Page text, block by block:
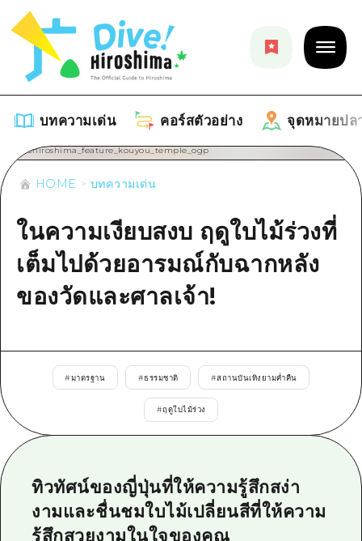
บทความเด่น คอร์สตัวอย่าง จุดหมายปล
บทความเด่น
รายการ
คำแนะนำ
ศิลปะ
อาหารรสเลิศ / สุรา
การปั่นจักรยาน
ช้อปปิ้ง
สถานบันเทิงยามค่ำคืน
มรดกโลก
คอร์สตัวอย่าง
รายการ
คู่มือ Dive! Hiroshima
บริเวณรอบเมืองฮิโรชิม่า
บิงโก
เกโฮค
บริเวณรอบๆ มิยาจิมะ
บริเวณรอบเมืองฮิโรชิม่า
อากิ
เกโฮคุ
บริเวณรอบๆ มิยาจิมะ
ข้อมูลตามฤดูกาล
ข้อมูลที่เป็นประโยชน์
เข้าถึงเข้าถึง
สรุปการจราจรรอง
ข่าว
HOME บทความเด่น
ในความเงียบสงบ ฤดูใบไม้ร่วงที่
เต็มไปด้วยอารมณ์กับฉากหลัง
ของวัดและศาลเจ้า!
#มาตรฐาน #ธรรมชาติ #สถานบันเทิงยามค่ำคืน
#ฤดูใบไม้ร่วง
ทิวทัศน์ของญี่ปุ่นที่ให้ความรู้สึกสง่า
งามและชื่นชมใบไม้เปลี่ยนสีที่ให้ความ
รู้สึกสวยงามในใจของคุณ